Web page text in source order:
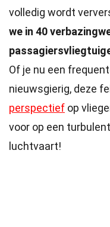
volledig wordt
we in 40
Of je nu een
nieuwsgierig, deze
perspectief op
voor op een
luchtvaart!